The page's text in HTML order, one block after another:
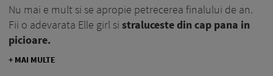
Nu mai e mult si se apropie petrecerea finalului de an.
Fii o adevarata Elle girl si straluceste din cap pana in
picioare.
+ MAI MULTE